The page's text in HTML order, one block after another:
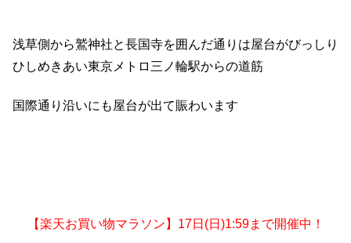
浅草側から鷲神社と長国寺を囲んだ通りは屋台がびっしり
ひしめきあい東京メトロ三ノ輪駅からの道筋
国際通り沿いにも屋台が出て賑わいます
【楽天お買い物マラソン】17日(日)1:59まで開催中！